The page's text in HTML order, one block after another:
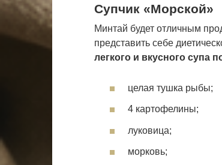
Супчик «Морской»
Минтай будет отличным
представить себе
легкого и вкусного супа
целая тушка рыбы;
4 картофелины;
луковица;
морковь;